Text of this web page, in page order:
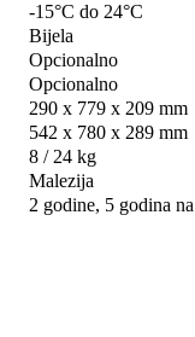
-15°C do 24°C
Bijela
Opcionalno
Opcionalno
290 x 779 x 209 mm
542 x 780 x 289 mm
8 / 24 kg
Malezija
2 godine, 5 godina